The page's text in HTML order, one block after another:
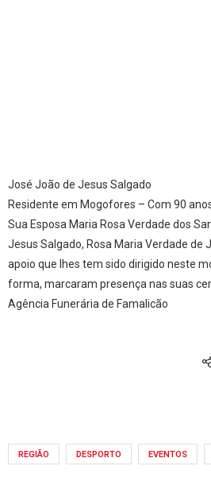
José João de Jesus Salgado
Residente em Mogofores – Com 90
Sua Esposa Maria Rosa Verdade dos
Jesus Salgado, Rosa Maria Verdade
apoio que lhes tem sido dirigido neste
forma, marcaram presença nas suas
Agência Funerária de Famalicão
REGIÃO DESPORTO EVENTOS